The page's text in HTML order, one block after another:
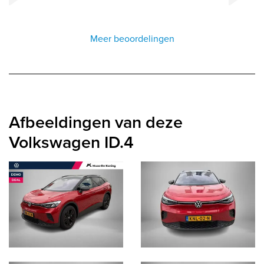
Meer beoordelingen
Afbeeldingen van deze
Volkswagen ID.4